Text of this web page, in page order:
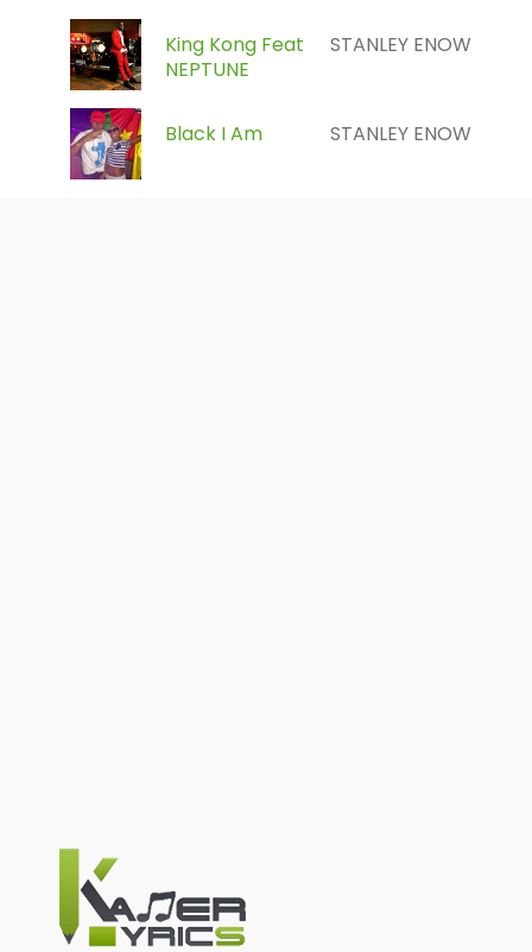
King Kong Feat
NEPTUNE
STANLEY ENOW
Black I Am STANLEY ENOW